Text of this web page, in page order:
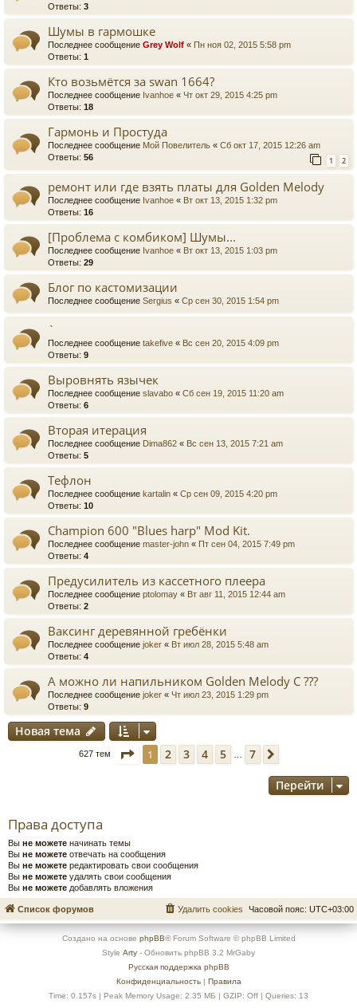
Ответы: 3
Шумы в гармошке
Последнее сообщение Grey Wolf « Пн ноя 02, 2015 5:58 pm
Ответы: 1
Кто возьмётся за swan 1664?
Последнее сообщение Ivanhoe « Чт окт 29, 2015 4:25 pm
Ответы: 18
Гармонь и Простуда
Последнее сообщение Мой Повелитель « Сб окт 17, 2015 12:26 am
Ответы: 56 1 2
ремонт или где взять платы для Golden Melody
Последнее сообщение Ivanhoe « Вт окт 13, 2015 1:32 pm
Ответы: 16
[Проблема с комбиком] Шумы...
Последнее сообщение Ivanhoe « Вт окт 13, 2015 1:03 pm
Ответы: 29
Блог по кастомизации
Последнее сообщение Sergius « Ср сен 30, 2015 1:54 pm
`
Последнее сообщение takefive « Вс сен 20, 2015 4:09 pm
Ответы: 9
Выровнять язычек
Последнее сообщение slavabo « Сб сен 19, 2015 11:20 am
Ответы: 6
Вторая итерация
Последнее сообщение Dima862 « Вс сен 13, 2015 7:21 am
Ответы: 5
Тефлон
Последнее сообщение kartalin « Ср сен 09, 2015 4:20 pm
Ответы: 10
Champion 600 "Blues harp" Mod Kit.
Последнее сообщение master-john « Пт сен 04, 2015 7:49 pm
Ответы: 4
Предусилитель из кассетного плеера
Последнее сообщение ptolomay « Вт авг 11, 2015 12:44 am
Ответы: 2
Ваксинг деревянной гребёнки
Последнее сообщение joker « Вт июл 28, 2015 5:48 am
Ответы: 4
А можно ли напильником Golden Melody C ???
Последнее сообщение joker « Чт июл 23, 2015 1:29 pm
Ответы: 9
Новая тема
627 тем Страница из 7
1 2 3 4 5 7
Перейти
Права доступа
Вы не можете начинать темы
Вы не можете отвечать на сообщения
Вы не можете редактировать свои сообщения
Вы не можете удалять свои сообщения
Вы не можете добавлять вложения
Список форумов Часовой пояс: UTC+03:00
Удалить cookies
Создано на основе phpBB® Forum Software © phpBB Limited
Style Arty - Обновить phpBB 3.2 MrGaby
Русская поддержка phpBB
Конфиденциальность| Правила
Time: 0.157s | Peak Memory Usage: 2.35 МБ | GZIP: Off | Queries: 13